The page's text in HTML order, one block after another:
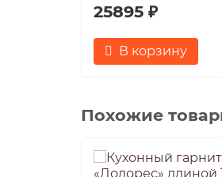
25895 ₽
В корзину
Похожие